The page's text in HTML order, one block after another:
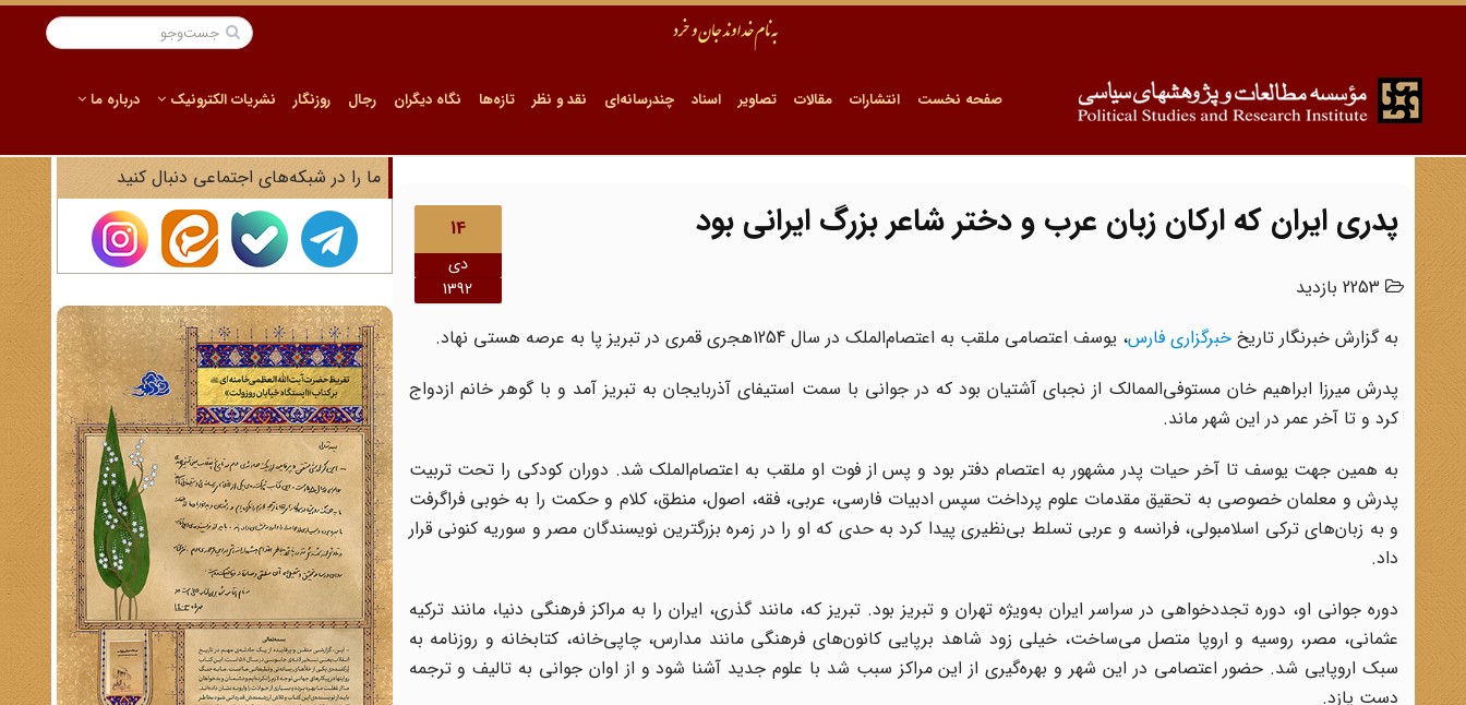
صفحه نخست انتشارات مقالات تصاویر اسناد چندرسانه‌ای نقد و نظر تازه‌ها نگاه دیگران رجال روزنگار نشریات الکترونیک درباره ما
14
دی
1392
پدری ایران که ارکان زبان عرب و دختر شاعر بزرگ ایرانی بود
به گزارش خبرنگار تاریخ خبرگزاری فارس، یوسف اعتصامی ملقب به اعتصام‌الملک در سال 1254هجری قمری در تبریز پا به عرصه هستی نهاد.
پدرش میرزا ابراهیم خان مستوفی‌الممالک از نجبای آشتیان بود که در جوانی با سمت استیفای آذربایجان به تبریز آمد و با گوهر خانم ازدواج
کرد و تا آخر عمر در این شهر ماند.
به همین جهت یوسف تا آخر حیات پدر مشهور به اعتصام دفتر بود و پس از فوت او ملقب به اعتصام‌الملک شد. دوران کودکی را تحت تربیت
پدرش و معلمان خصوصی به تحقیق مقدمات علوم پرداخت سپس ادبیات فارسی، عربی، فقه، اصول، منطق، کلام و حکمت را به خوبی فراگرفت
و به زبان‌های ترکی اسلامبولی، فرانسه و عربی تسلط بی‌نظیری پیدا کرد به‌ حدی که او را در زمره بزرگترین نویسندگان مصر و سوریه کنونی قرار
داد.
دوره جوانی او، دوره تجددخواهی در سراسر ایران به‌ویژه تهران و تبریز بود. تبریز که، مانند گذری، ایران را به مراکز فرهنگی دنیا، مانند ترکیه
عثمانی، مصر، روسیه و اروپا متصل می‌ساخت، خیلی زود شاهد برپایی کانون‌های فرهنگی مانند مدارس، چاپی‌خانه، کتابخانه و روزنامه به
سبک اروپایی شد. حضور اعتصامی در این شهر و بهره‌گیری از این مراکز سبب شد با علوم جدید آشنا شود و از اوان جوانی به تالیف و ترجمه
دست یازد.
ما را در شبکه‌های اجتماعی دنبال کنید